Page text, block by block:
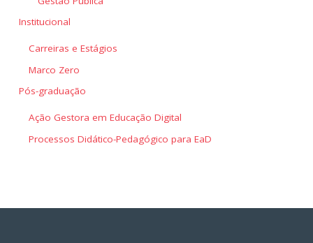
Institucional
Carreiras e Estágios
Marco Zero
Pós-graduação
Ação Gestora em Educação Digital
Processos Didático-Pedagógico para EaD